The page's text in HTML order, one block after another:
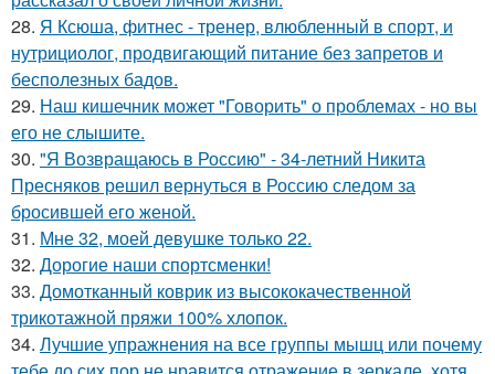
28. Я Ксюша, фитнес - тренер, влюбленный в спорт, и
нутрициолог, продвигающий питание без запретов и
бесполезных бадов.
29. Наш кишечник может "Говорить" о проблемах - но вы
его не слышите.
30. "Я Возвращаюсь в Россию" - 34-летний Никита
Пресняков решил вернуться в Россию следом за
бросившей его женой.
31. Мне 32, моей девушке только 22.
32. Дорогие наши спортсменки!
33. Домотканный коврик из высококачественной
трикотажной пряжи 100% хлопок.
34. Лучшие упражнения на все группы мышц или почему